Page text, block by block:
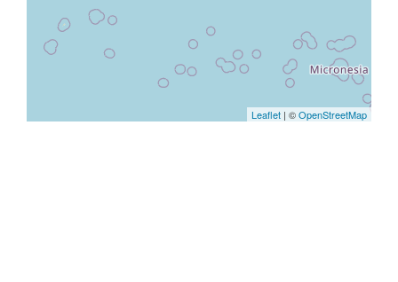
Leaflet | ©OpenStreetMap